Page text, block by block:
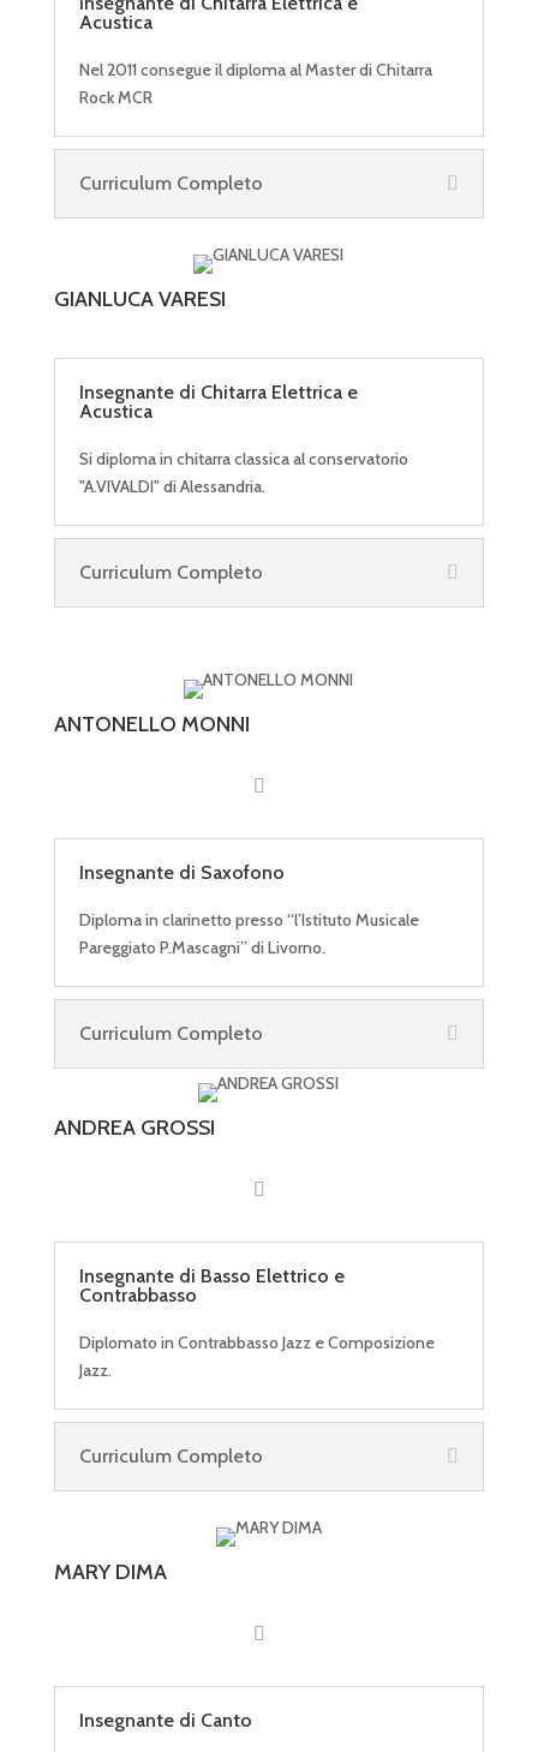
Acustica
Nel 2011 consegue il diploma al Master di Chitarra
Rock MCR
Curriculum Completo
GIANLUCA VARESI
Insegnante di Chitarra Elettrica e
Acustica
Si diploma in chitarra classica al conservatorio
"A.VIVALDI" di Alessandria.
Curriculum Completo
ANTONELLO MONNI
Insegnante di Saxofono
Diploma in clarinetto presso “l’Istituto Musicale
Pareggiato P.Mascagni” di Livorno.
Curriculum Completo
ANDREA GROSSI
Insegnante di Basso Elettrico e
Contrabbasso
Diplomato in Contrabbasso Jazz e Composizione
Jazz.
Curriculum Completo
MARY DIMA
Insegnante di Canto